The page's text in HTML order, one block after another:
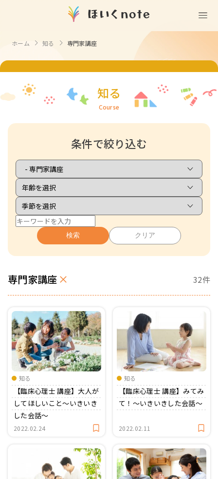
(無料)
室内遊び・道具なし
戸外遊び・道具なし
ごっこ遊び・室内
ことば遊び
自然遊び
隙間時間
伝承遊び
作る
製作
壁面製作
折り紙
記念日・行事の由来
園の活動・行事
コミュニケーション
衛生
役立ち
資格・スキルアップ
歌う
その他
塗り絵
壁紙
おたより文例
月案
園情報
Books
Goods
クリエイター
ホーム 知る 専門家講座
知る
Course
条件で絞り込む
検索 クリア
専門家講座 32件
知る
【臨床心理士 講座】大人が
してほしいこと〜いきいき
した会話〜
2022.02.24
知る
【臨床心理士 講座】みてみ
て！〜いきいきした会話〜
2022.02.11